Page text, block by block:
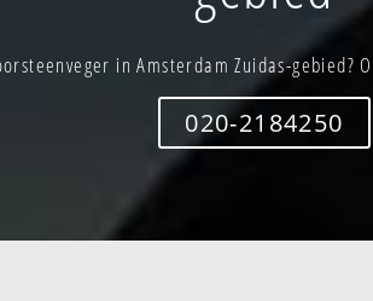
in Amsterdam Zuidas-gebied?
020-2184250